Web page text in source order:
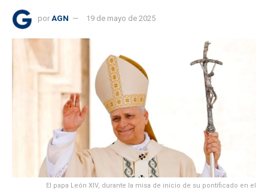
por AGN 19 de mayo de 2025
El papa León XIV, durante la misa de inicio de su pontificado en el